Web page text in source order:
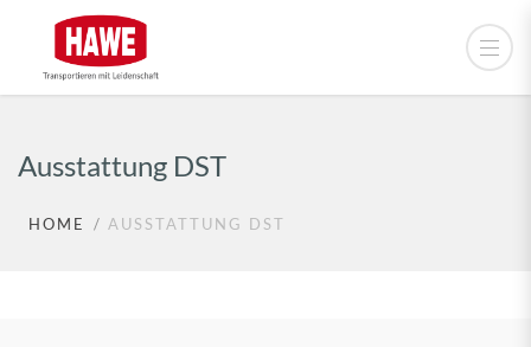
Ausstattung DST
HOME AUSSTATTUNG DST